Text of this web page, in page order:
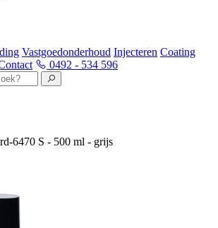
Vastgoedonderhoud Injecteren Coating
0492 - 534 596
6470 S - 500 ml - grijs